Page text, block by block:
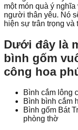
một món quà ý
người thân yêu. Nó
hiện sự trân trọng
Dưới đây là
bình gốm
công hoa
Bình cắm lông
Bình bình cắm
Bình gốm Bát
phòng thờ